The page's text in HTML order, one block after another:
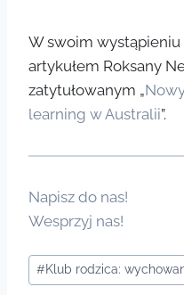
W swoim wystąpieniu
artykułem Roksany
zatytułowanym „
learning w Australii”.
Napisz do nas!
Wesprzyj nas!
Tagi
wpisu:
#Klub rodzica: